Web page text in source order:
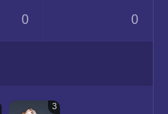
0 0
3